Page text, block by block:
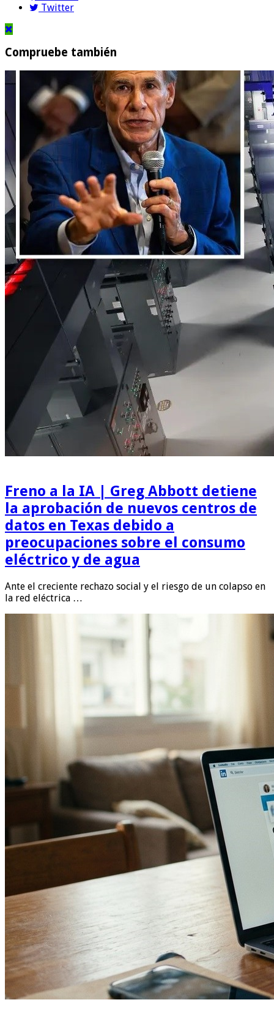
Twitter
Compruebe también
Freno a la IA | Greg Abbott detiene
la aprobación de nuevos centros de
datos en Texas debido a
preocupaciones sobre el consumo
eléctrico y de agua
Ante el creciente rechazo social y el riesgo de un colapso en
la red eléctrica …